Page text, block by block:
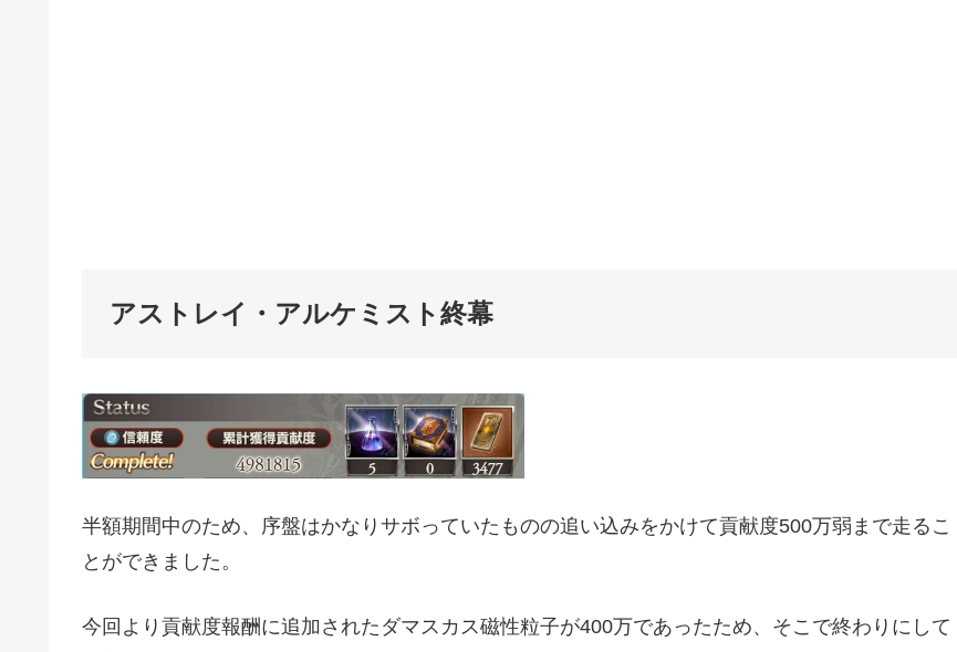
アストレイ・アルケミスト終幕
半額期間中のため、序盤はかなりサボっていたものの追い込みをかけて貢献度500万弱まで走るこ
とができました。
今回より貢献度報酬に追加されたダマスカス磁性粒子が400万であったため、そこで終わりにして